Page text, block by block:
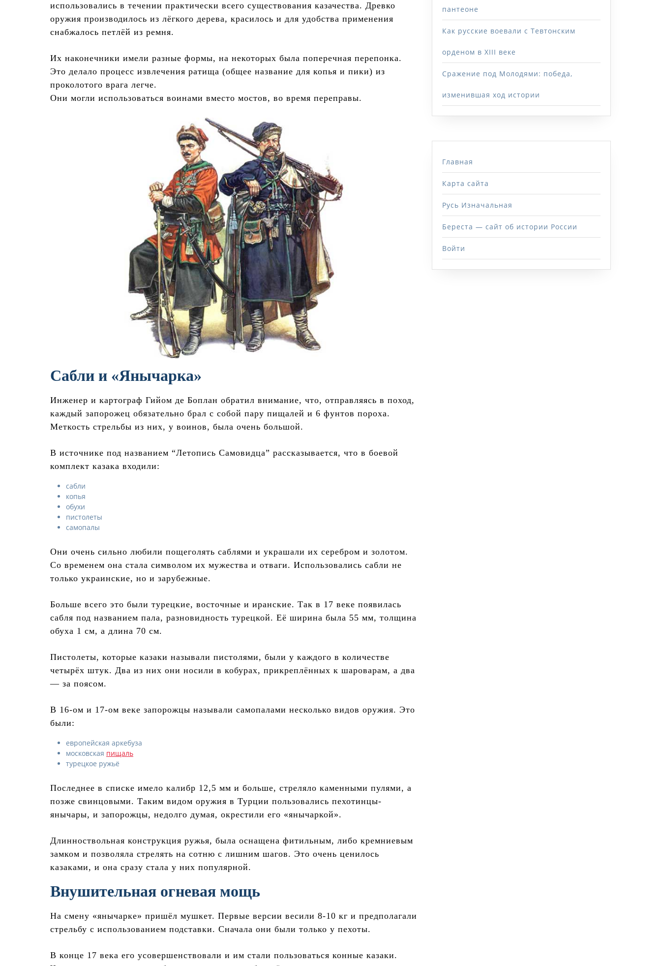
использовались в течении практически всего существования казачества. Древко
оружия производилось из лёгкого дерева, красилось и для удобства применения
снабжалось петлёй из ремня.
Их наконечники имели разные формы, на некоторых была поперечная перепонка.
Это делало процесс извлечения ратища (общее название для копья и пики) из
проколотого врага легче.
Они могли использоваться воинами вместо мостов, во время переправы.
Сабли и «Янычарка»
Инженер и картограф Гийом де Боплан обратил внимание, что, отправляясь в поход,
каждый запорожец обязательно брал с собой пару пищалей и 6 фунтов пороха.
Меткость стрельбы из них, у воинов, была очень большой.
В источнике под названием “Летопись Самовидца” рассказывается, что в боевой
комплект казака входили:
сабли
копья
обухи
пистолеты
самопалы
Они очень сильно любили пощеголять саблями и украшали их серебром и золотом.
Со временем она стала символом их мужества и отваги. Использовались сабли не
только украинские, но и зарубежные.
Больше всего это были турецкие, восточные и иранские. Так в 17 веке появилась
сабля под названием пала, разновидность турецкой. Её ширина была 55 мм, толщина
обуха 1 см, а длина 70 см.
Пистолеты, которые казаки называли пистолями, были у каждого в количестве
четырёх штук. Два из них они носили в кобурах, прикреплённых к шароварам, а два
— за поясом.
В 16-ом и 17-ом веке запорожцы называли самопалами несколько видов оружия. Это
были:
европейская аркебуза
московская пищаль
турецкое ружьё
Последнее в списке имело калибр 12,5 мм и больше, стреляло каменными пулями, а
позже свинцовыми. Таким видом оружия в Турции пользовались пехотинцы-
янычары, и запорожцы, недолго думая, окрестили его «янычаркой».
Длинноствольная конструкция ружья, была оснащена фитильным, либо кремниевым
замком и позволяла стрелять на сотню с лишним шагов. Это очень ценилось
казаками, и она сразу стала у них популярной.
Внушительная огневая мощь
На смену «янычарке» пришёл мушкет. Первые версии весили 8-10 кг и предполагали
стрельбу с использованием подставки. Сначала они были только у пехоты.
В конце 17 века его усовершенствовали и им стали пользоваться конные казаки.
пантеоне
Как русские воевали с Тевтонским
орденом в XIII веке
Сражение под Молодями: победа,
изменившая ход истории
Главная
Карта сайта
Русь Изначальная
Береста — сайт об истории России
Войти